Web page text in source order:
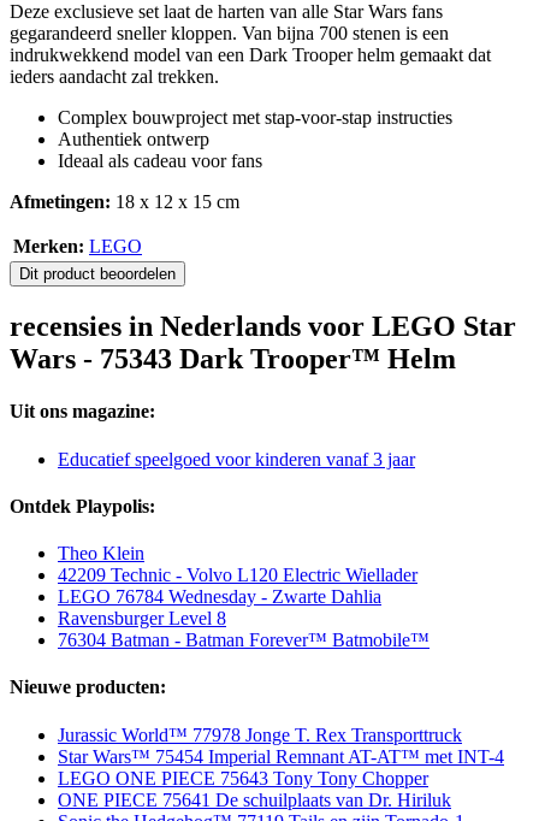
Deze exclusieve set laat de harten van alle Star Wars fans
gegarandeerd sneller kloppen. Van bijna 700 stenen is een
indrukwekkend model van een Dark Trooper helm gemaakt dat
ieders aandacht zal trekken.
Complex bouwproject met stap-voor-stap instructies
Authentiek ontwerp
Ideaal als cadeau voor fans
Afmetingen: 18 x 12 x 15 cm
Merken: LEGO
Dit product beoordelen
recensies in Nederlands voor LEGO Star
Wars - 75343 Dark Trooper™ Helm
Uit ons magazine:
Educatief speelgoed voor kinderen vanaf 3 jaar
Ontdek Playpolis:
Theo Klein
42209 Technic - Volvo L120 Electric Wiellader
LEGO 76784 Wednesday - Zwarte Dahlia
Ravensburger Level 8
76304 Batman - Batman Forever™ Batmobile™
Nieuwe producten:
Jurassic World™ 77978 Jonge T. Rex Transporttruck
Star Wars™ 75454 Imperial Remnant AT-AT™ met INT-4
LEGO ONE PIECE 75643 Tony Tony Chopper
ONE PIECE 75641 De schuilplaats van Dr. Hiriluk